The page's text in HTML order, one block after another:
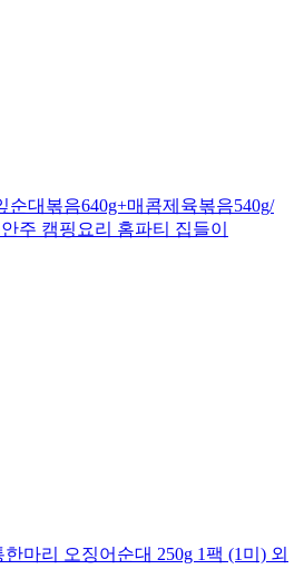
순대볶음640g+매콤제육볶음540g/
주 캠핑요리 홈파티 집들이
마리 오징어순대 250g 1팩 (1미) 외